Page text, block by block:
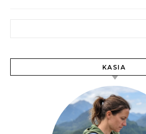
KASIA